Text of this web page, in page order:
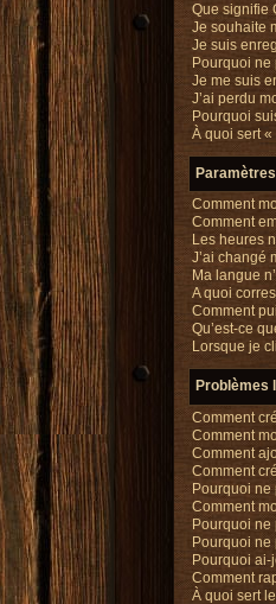
Que signifie
Je souhaite
Je suis
Pourquoi ne
Je me suis
J’ai perdu
Pourquoi
À quoi sert
Comment
Comment
Les heures
J’ai changé
Ma langue
A quoi
Comment
Qu’est-ce
Lorsque je
Problèmes
Comment
Comment
Comment
Comment
Pourquoi ne
Comment
Pourquoi ne
Pourquoi ne
Pourquoi ai-
Comment
À quoi sert